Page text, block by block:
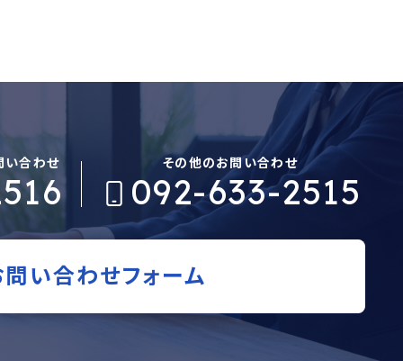
い合わせ その他のお問い合わせ
092-633-2515
い合わせフォーム